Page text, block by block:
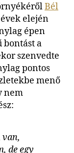
Bél
elején
épen
bontást a
szenvedte
pontos
menő
nem
van,
de egy